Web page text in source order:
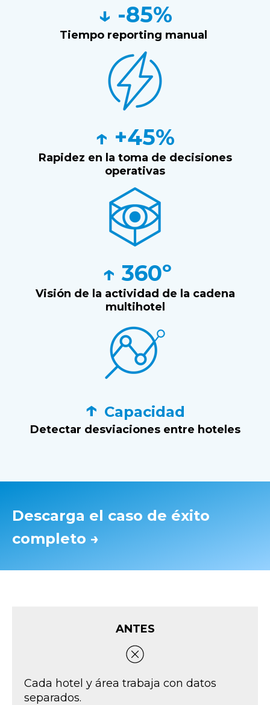
↓ -85%
Tiempo reporting manual
↑ +45%
Rapidez en la toma de decisiones
operativas
↑ 360º
Visión de la actividad de la cadena
multihotel
↑ Capacidad
Detectar desviaciones entre hoteles
Descarga el caso de éxito
completo →
ANTES
Cada hotel y área trabaja con datos
separados.